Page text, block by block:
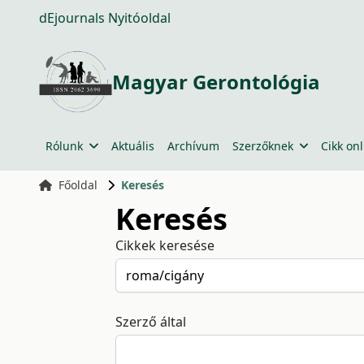
dEjournals Nyitóoldal
Magyar Gerontológia
Rólunk Aktuális Archívum Szerzőknek Cikk
Főoldal Keresés
Keresés
Cikkek keresése
Szerző által